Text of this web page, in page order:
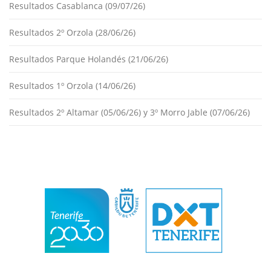
Resultados Casablanca (09/07/26)
Resultados 2º Orzola (28/06/26)
Resultados Parque Holandés (21/06/26)
Resultados 1º Orzola (14/06/26)
Resultados 2º Altamar (05/06/26) y 3º Morro Jable (07/06/26)